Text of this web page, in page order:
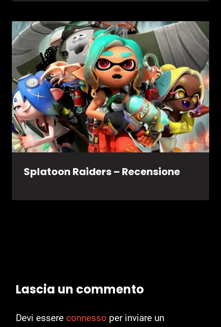
Splatoon Raiders – Recensione
Lascia un commento
Devi essere connesso per inviare un